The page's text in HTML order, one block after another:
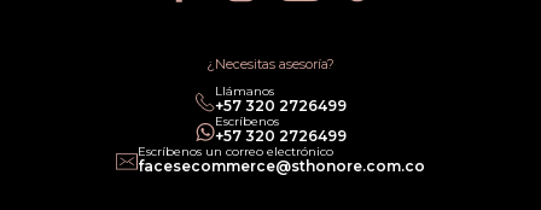
Política legal de Gift Cards¿Necesitas asesoría?
Llámanos
‎+57 320 2726499
Escríbenos
‎+57 320 2726499
Escríbenos un correo electrónico
facesecommerce@sthonore.com.co